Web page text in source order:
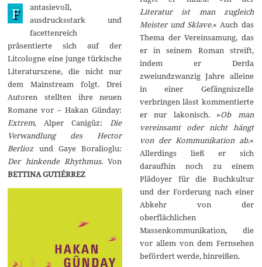
F
antasievoll,
ausdrucksstark und
facettenreich
präsentierte sich auf der
Litcologne eine junge türkische
Literaturszene, die nicht nur
dem Mainstream folgt. Drei
Autoren stellten ihre neuen
Romane vor – Hakan Günday:
Extrem, Alper Canigüz: Die
Verwandlung des Hector
Berliozund Gaye Boralioglu:
Der hinkende Rhythmus. Von
BETTINA GUTIÉRREZ
Literatur ist man zugleich
Meister und Sklave.« Auch das
Thema der Vereinsamung, das
er in seinem Roman streift,
indem er Derda
zweiundzwanzig Jahre alleine
in einer Gefängniszelle
verbringen lässt kommentierte
er nur lakonisch. »Ob man
vereinsamt oder nicht hängt
von der Kommunikation ab.«
Allerdings ließ er sich
daraufhin noch zu einem
Plädoyer für die Buchkultur
und der Forderung nach einer
Abkehr von der
oberflächlichen
Massenkommunikation, die
vor allem von dem Fernsehen
befördert werde, hinreißen.